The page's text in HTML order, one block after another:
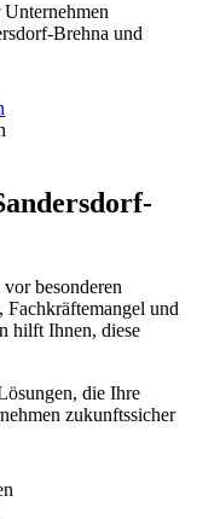
Brehna und
besonderen
und
hilft Ihnen, diese
die Ihre
zukunftssicher